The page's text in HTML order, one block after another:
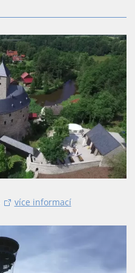
více informací